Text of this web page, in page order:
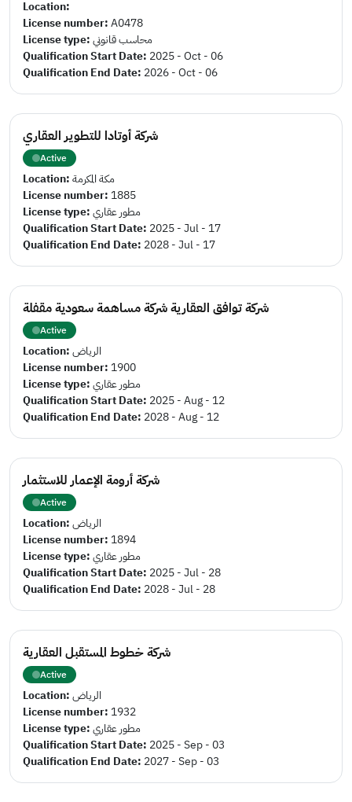
Location:
License number:A0478
License type:محاسب قانوني
Qualification Start Date: 2025 - Oct - 06
Qualification End Date: 2026 - Oct - 06
شركة أوتادا للتطوير العقاري
Active
Location:مكة المكرمة
License number: 1885
License type:مطور عقاري
Qualification Start Date: 2025 - Jul - 17
Qualification End Date: 2028 - Jul - 17
شركة توافق العقارية شركة مساهمة سعودية مقفلة
Active
Location:الرياض
License number: 1900
License type:مطور عقاري
Qualification Start Date: 2025 - Aug - 12
Qualification End Date: 2028 - Aug - 12
شركة أرومة الإعمار للاستثمار
Active
Location:الرياض
License number: 1894
License type:مطور عقاري
Qualification Start Date: 2025 - Jul - 28
Qualification End Date: 2028 - Jul - 28
شركة خطوط المستقبل العقارية
Active
Location:الرياض
License number: 1932
License type:مطور عقاري
Qualification Start Date: 2025 - Sep - 03
Qualification End Date: 2027 - Sep - 03